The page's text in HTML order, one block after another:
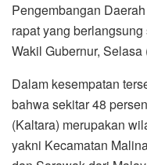
Pengembangan
rapat yang
Wakil Gubernur, Selasa
Dalam kesempatan
bahwa sekitar 48
(Kaltara) merupakan
yakni Kecamatan